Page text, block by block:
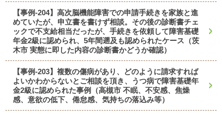
【事例-204】高次脳機能障害での申請手続きを家族と進
めていたが、申立書を書けず相談。その後の診断書チェ
ックで不支給相当だったが、手続きを依頼して障害基礎
年金2級に認められ、5年間遡及も認められたケース（茨
木市 実態に即した内容の診断書かどうか確認）
【事例-203】複数の傷病があり、どのように請求すれば
よいかわからないとご相談を頂き、うつ病で障害基礎年
金2級に認められた事例（高槻市 不眠、不安感、焦燥
感、意欲の低下、倦怠感、気持ちの落込み等）